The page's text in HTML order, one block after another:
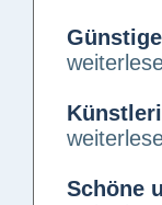
Schöne